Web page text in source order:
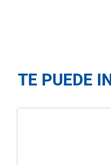
TE PUEDE